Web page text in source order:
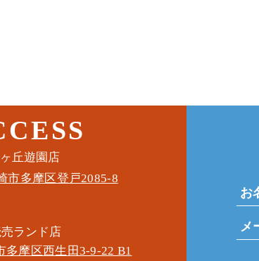
ントをシェア
丘遊園店
市多摩区​登戸2085-8
ランド店
多摩区​西生田3-9-22 B1